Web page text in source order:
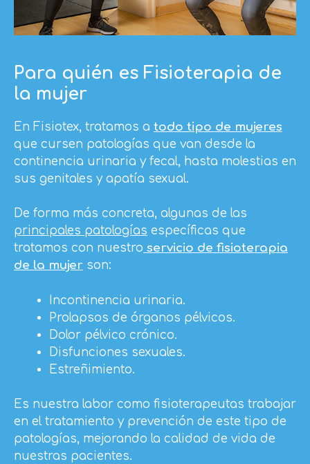
Para quién es Fisioterapia de
la mujer
En Fisiotex, tratamos a todo tipo de mujeres
que cursen patologías que van desde la
continencia urinaria y fecal, hasta molestias en
sus genitales y apatía sexual.
De forma más concreta, algunas de las
principales patologías específicas que
tratamos con nuestro servicio de fisioterapia
de la mujer son:
Incontinencia urinaria.
Prolapsos de órganos pélvicos.
Dolor pélvico crónico.
Disfunciones sexuales.
Estreñimiento.
Es nuestra labor como fisioterapeutas trabajar
en el tratamiento y prevención de este tipo de
patologías, mejorando la calidad de vida de
nuestras pacientes.